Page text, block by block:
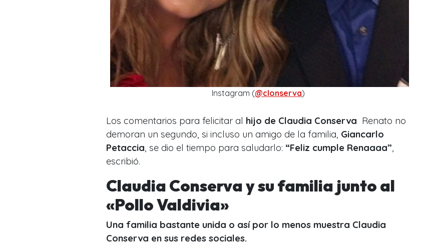
Instagram (@clonserva)
Los comentarios para felicitar al hijo de Claudia Conserva Renato no
demoran un segundo, si incluso un amigo de la familia, Giancarlo
Petaccia, se dio el tiempo para saludarlo: “Feliz cumple Renaaaa”,
escribió.
Claudia Conserva y su familia junto al
«Pollo Valdivia»
Una familia bastante unida o así por lo menos muestra Claudia
Conserva en sus redes sociales.